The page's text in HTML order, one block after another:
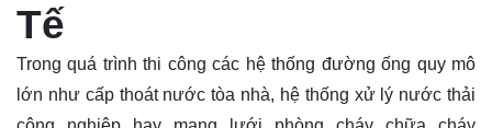
Tế
Trong quá trình thi công các hệ thống đường ống quy mô
lớn như cấp thoát nước tòa nhà, hệ thống xử lý nước thải